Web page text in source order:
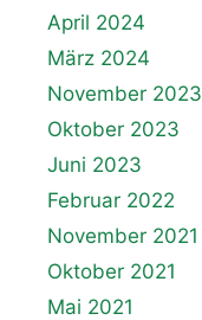
April 2024
März 2024
November 2023
Oktober 2023
Juni 2023
Februar 2022
November 2021
Oktober 2021
Mai 2021